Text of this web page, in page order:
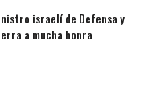
israelí de Defensa y
a mucha honra